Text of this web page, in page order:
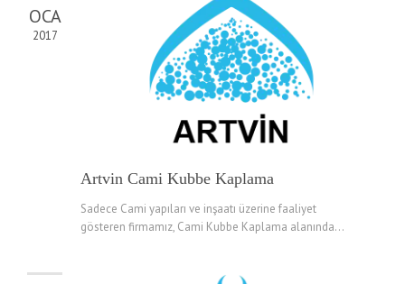
OCA
2017
Artvin Cami Kubbe Kaplama
Sadece Cami yapıları ve inşaatı üzerine faaliyet
gösteren firmamız, Cami Kubbe Kaplama alanında...